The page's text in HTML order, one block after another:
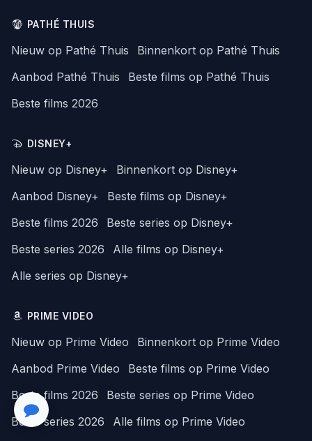
PATHÉ THUIS
Nieuw op Pathé Thuis
Binnenkort op Pathé Thuis
Aanbod Pathé Thuis
Beste films op Pathé Thuis
Beste films 2026
DISNEY+
Nieuw op Disney+
Binnenkort op Disney+
Aanbod Disney+
Beste films op Disney+
Beste films 2026
Beste series op Disney+
Beste series 2026
Alle films op Disney+
Alle series op Disney+
PRIME VIDEO
Nieuw op Prime Video
Binnenkort op Prime Video
Aanbod Prime Video
Beste films op Prime Video
Beste films 2026
Beste series op Prime Video
Beste series 2026
Alle films op Prime Video